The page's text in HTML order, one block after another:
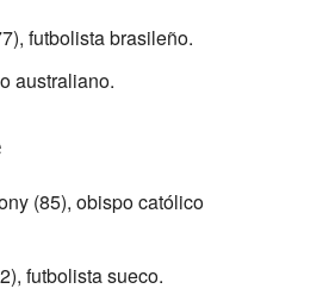
futbolista brasileño.
australiano.
(85), obispo católico
futbolista sueco.